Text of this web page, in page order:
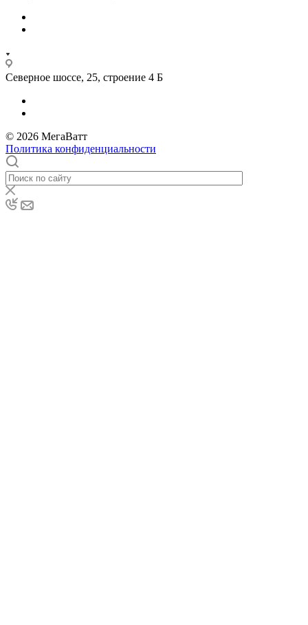
Северное шоссе, 25, строение 4 Б
© 2026 МегаВатт
Политика конфиденциальности